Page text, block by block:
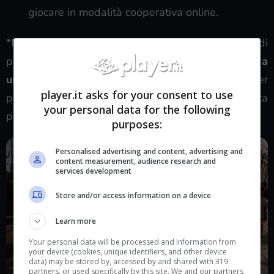
giocare in modalità cooperativa online.
*Nota che il giocatore che scarica la versione di
prova gratuita di A Way Out DEVE essere invitato a
unirsi a qualcuno con la versione completa
per
poter giocare. Chi ha la versione di prova gratuita
può solo ricevere l’invito, non inviarlo.
player.it asks for your consent to use
your personal data for the following
purposes:
Personalised advertising and content, advertising and
content measurement, audience research and
services development
Store and/or access information on a device
Learn more
Your personal data will be processed and information from
your device (cookies, unique identifiers, and other device
data) may be stored by, accessed by and shared with 319
partners, or used specifically by this site. We and our partners